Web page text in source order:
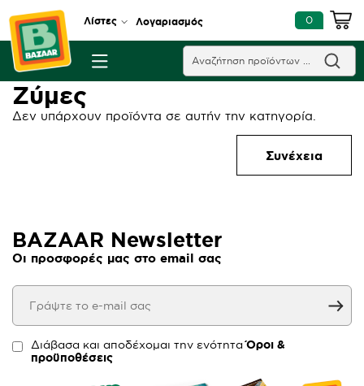
Λίστες Λογαριασμός 0
Ζύμες
Δεν υπάρχουν προϊόντα σε αυτήν την κατηγορία.
Συνέχεια
BAZAAR Newsletter
Οι προσφορές μας στο email σας
Διάβασα και αποδέχομαι την ενότηταΌροι &
προϋποθέσεις